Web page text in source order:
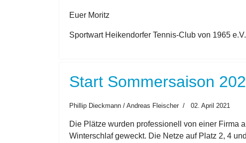
Euer Moritz
Sportwart Heikendorfer Tennis-Club von 1965 e.V.
Start Sommersaison
Phillip Dieckmann / Andreas Fleischer 02. April 2021
Die Plätze wurden professionell von einer Firma
Winterschlaf geweckt. Die Netze auf Platz 2, 4